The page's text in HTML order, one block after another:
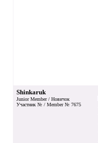
Shinkaruk
Junior Member / Новичок
Участник № / Member № 7675